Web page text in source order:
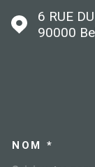
6 RUE
90000
NOM *